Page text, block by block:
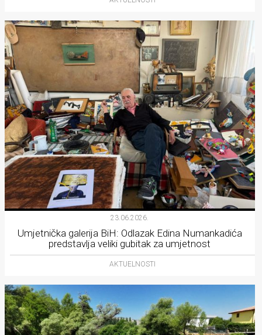
23.06.2026.
Umjetnička galerija BiH: Odlazak Edina Numankadića
predstavlja veliki gubitak za umjetnost
AKTUELNOSTI